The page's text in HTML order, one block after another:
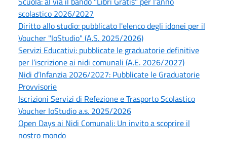
scolastico 2026/2027
Diritto allo studio: pubblicato l'elenco degli idonei per il
Voucher "IoStudio" (A.S. 2025/2026)
Servizi Educativi: pubblicate le graduatorie definitive
per l’iscrizione ai nidi comunali (A.E. 2026/2027)
Nidi d’Infanzia 2026/2027: Pubblicate le Graduatorie
Provvisorie
Iscrizioni Servizi di Refezione e Trasporto Scolastico
Voucher IoStudio a.s. 2025/2026
Open Days ai Nidi Comunali: Un invito a scoprire il
nostro mondo